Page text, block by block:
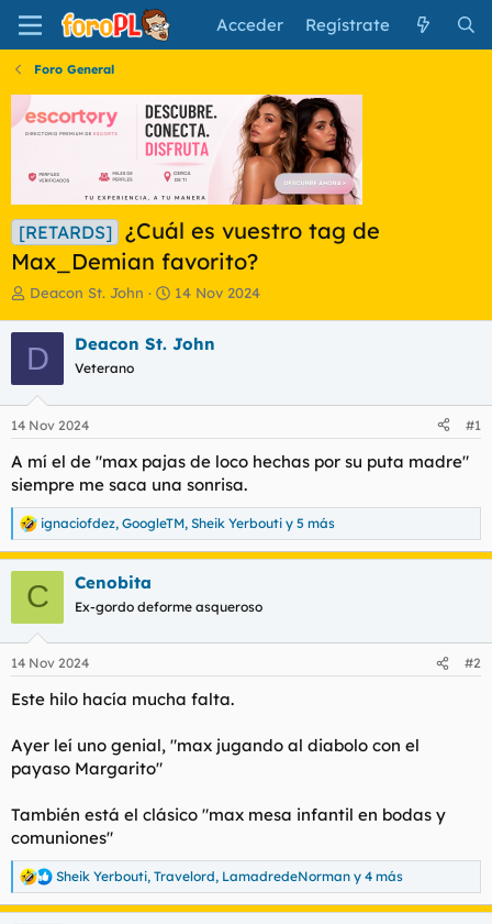
Acceder Regístrate
Foro General
[RETARDS]
¿Cuál es vuestro tag de
Max_Demian favorito?
I
i
c
i
a
d
o
d
e
l
t
e
m
a
Deacon St. John
F
h
e
i
c
i
o
14 Nov 2024
D Deacon St. John
Veterano
14 Nov 2024 #1
A mí el de "max pajas de loco hechas por su puta madre"
siempre me saca una sonrisa.
R
e
a
e
:
ignaciofdez, GoogleTM, Sheik Yerbouti y 5 más
C Cenobita
Ex-gordo deforme asqueroso
14 Nov 2024 #2
Este hilo hacía mucha falta.
Ayer leí uno genial, "max jugando al diabolo con el
payaso Margarito"
También está el clásico "max mesa infantil en bodas y
comuniones"
R
e
a
Sheik Yerbouti, Travelord, LamadredeNorman y 4 más